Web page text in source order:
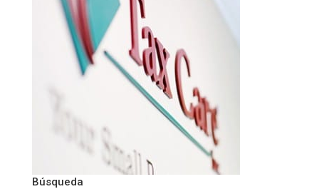
Búsqueda